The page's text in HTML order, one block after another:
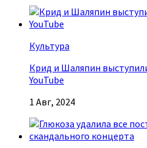
Культура
Крид и Шаляпин
YouTube
1 Авг, 2024